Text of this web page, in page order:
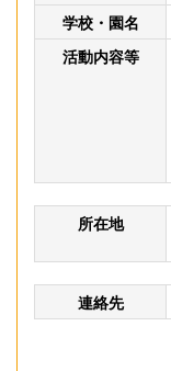
学校・園名
活動内容等
所在地
連絡先